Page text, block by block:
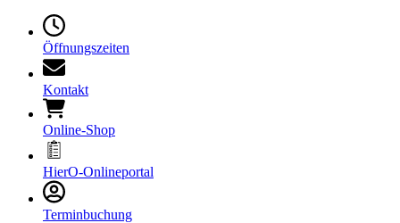
Öffnungszeiten
Kontakt
Online-Shop
HierO-Onlineportal
Terminbuchung